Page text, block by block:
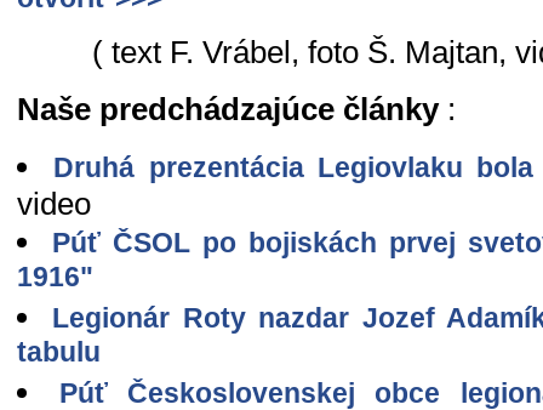
( text F. Vrábel, foto Š. Majtan,
Naše predchádzajúce články:
Druhá prezentácia Legiovlaku
video
Púť ČSOL po bojiskách prvej
1916"
Legionár Roty nazdar Jozef
tabulu
Púť Československej obce